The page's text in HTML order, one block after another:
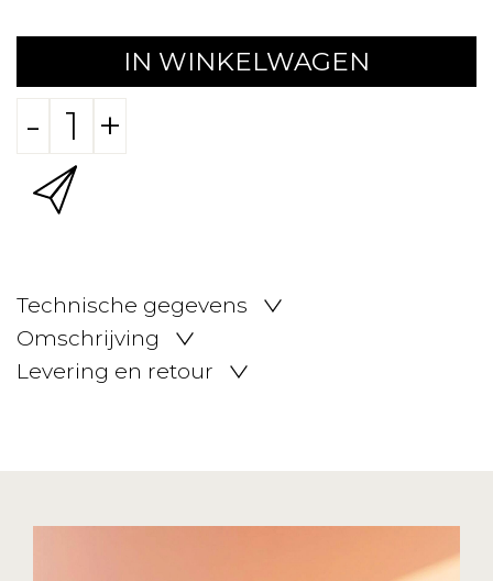
IN WINKELWAGEN
- +
Technische gegevens
Omschrijving
Levering en retour